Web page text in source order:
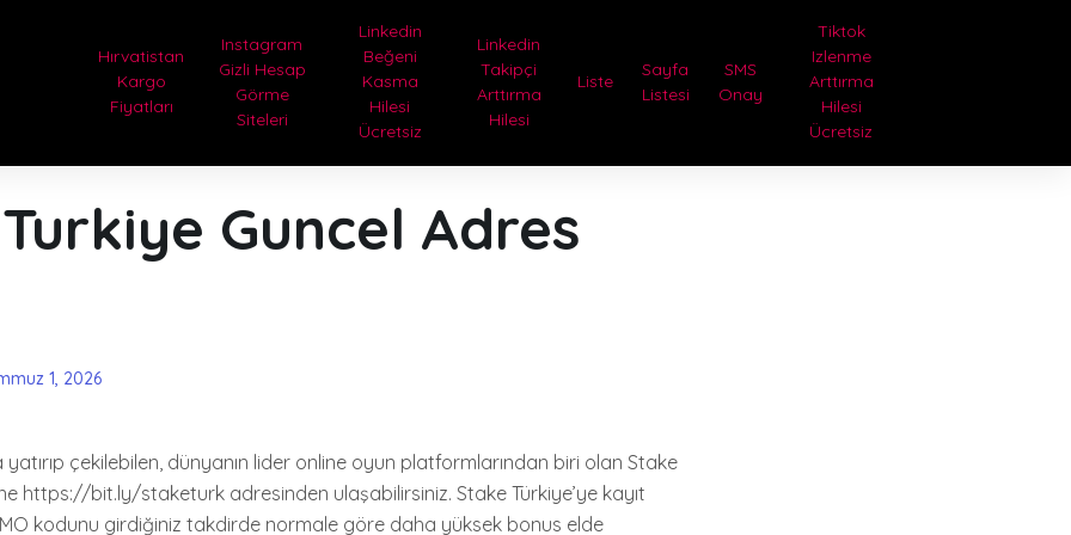
Hırvatistan
Kargo
Fiyatları
Instagram
Gizli Hesap
Görme
Siteleri
Linkedin
Beğeni
Kasma
Hilesi
Ücretsiz
Linkedin
Takipçi
Arttırma
Hilesi
Liste
Sayfa
Listesi
SMS
Onay
Tiktok
Izlenme
Arttırma
Hilesi
Ücretsiz
Guncel Adres
1, 2026
çekilebilen, dünyanın lider online oyun platformlarından biri olan Stake
https://bit.ly/staketurk adresinden ulaşabilirsiniz. Stake Türkiye’ye kayıt
kodunu girdiğiniz takdirde normale göre daha yüksek bonus elde